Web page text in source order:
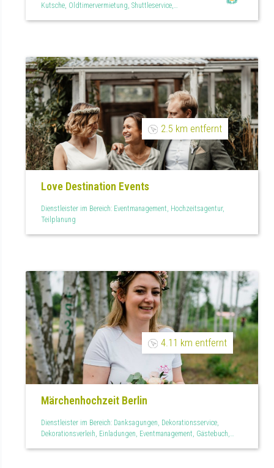
Kutsche, Oldtimervermietung, Shuttleservice,
2.5 km entfernt
Love Destination Events
Dienstleister im Bereich: Eventmanagement, Hochzeitsagentur,
Teilplanung
4.11 km entfernt
Märchenhochzeit Berlin
Dienstleister im Bereich: Danksagungen, Dekorationsservice,
Dekorationsverleih, Einladungen, Eventmanagement, Gästebuch,